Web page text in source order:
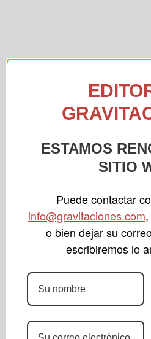
ESTAMOS
SITIO
Puede contactar
info@gravitaciones.com
o bien dejar su
escribiremos lo